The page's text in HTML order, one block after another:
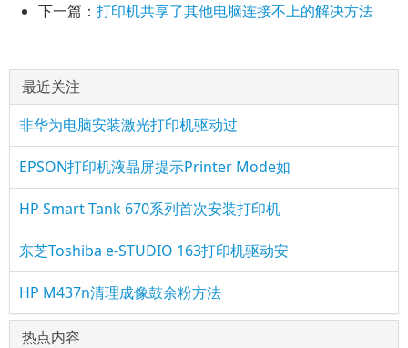
下一篇： 打印机共享了其他电脑连接不上的解决方法
最近关注
非华为电脑安装激光打印机驱动过
EPSON打印机液晶屏提示Printer Mode如
HP Smart Tank 670系列首次安装打印机
东芝Toshiba e-STUDIO 163打印机驱动安
HP M437n清理成像鼓余粉方法
热点内容